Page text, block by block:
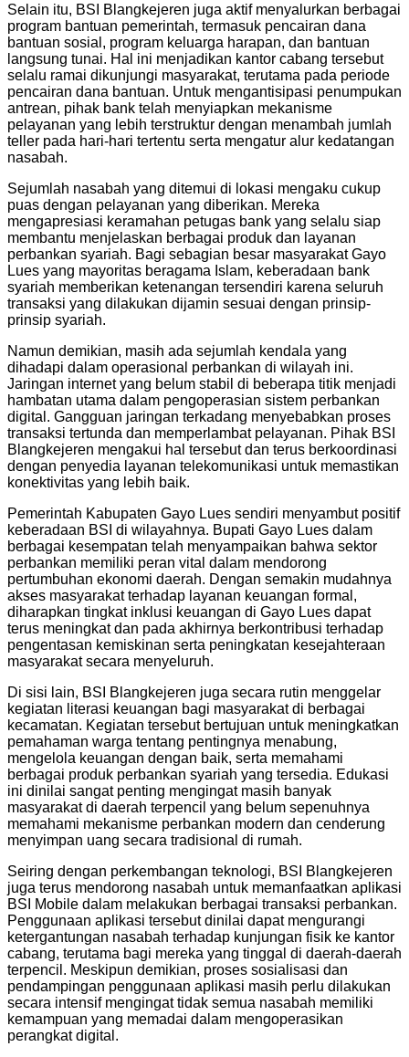
Selain itu, BSI Blangkejeren juga aktif menyalurkan berbagai
program bantuan pemerintah, termasuk pencairan dana
bantuan sosial, program keluarga harapan, dan bantuan
langsung tunai. Hal ini menjadikan kantor cabang tersebut
selalu ramai dikunjungi masyarakat, terutama pada periode
pencairan dana bantuan. Untuk mengantisipasi penumpukan
antrean, pihak bank telah menyiapkan mekanisme
pelayanan yang lebih terstruktur dengan menambah jumlah
teller pada hari-hari tertentu serta mengatur alur kedatangan
nasabah.
Sejumlah nasabah yang ditemui di lokasi mengaku cukup
puas dengan pelayanan yang diberikan. Mereka
mengapresiasi keramahan petugas bank yang selalu siap
membantu menjelaskan berbagai produk dan layanan
perbankan syariah. Bagi sebagian besar masyarakat Gayo
Lues yang mayoritas beragama Islam, keberadaan bank
syariah memberikan ketenangan tersendiri karena seluruh
transaksi yang dilakukan dijamin sesuai dengan prinsip-
prinsip syariah.
Namun demikian, masih ada sejumlah kendala yang
dihadapi dalam operasional perbankan di wilayah ini.
Jaringan internet yang belum stabil di beberapa titik menjadi
hambatan utama dalam pengoperasian sistem perbankan
digital. Gangguan jaringan terkadang menyebabkan proses
transaksi tertunda dan memperlambat pelayanan. Pihak BSI
Blangkejeren mengakui hal tersebut dan terus berkoordinasi
dengan penyedia layanan telekomunikasi untuk memastikan
konektivitas yang lebih baik.
Pemerintah Kabupaten Gayo Lues sendiri menyambut positif
keberadaan BSI di wilayahnya. Bupati Gayo Lues dalam
berbagai kesempatan telah menyampaikan bahwa sektor
perbankan memiliki peran vital dalam mendorong
pertumbuhan ekonomi daerah. Dengan semakin mudahnya
akses masyarakat terhadap layanan keuangan formal,
diharapkan tingkat inklusi keuangan di Gayo Lues dapat
terus meningkat dan pada akhirnya berkontribusi terhadap
pengentasan kemiskinan serta peningkatan kesejahteraan
masyarakat secara menyeluruh.
Di sisi lain, BSI Blangkejeren juga secara rutin menggelar
kegiatan literasi keuangan bagi masyarakat di berbagai
kecamatan. Kegiatan tersebut bertujuan untuk meningkatkan
pemahaman warga tentang pentingnya menabung,
mengelola keuangan dengan baik, serta memahami
berbagai produk perbankan syariah yang tersedia. Edukasi
ini dinilai sangat penting mengingat masih banyak
masyarakat di daerah terpencil yang belum sepenuhnya
memahami mekanisme perbankan modern dan cenderung
menyimpan uang secara tradisional di rumah.
Seiring dengan perkembangan teknologi, BSI Blangkejeren
juga terus mendorong nasabah untuk memanfaatkan aplikasi
BSI Mobile dalam melakukan berbagai transaksi perbankan.
Penggunaan aplikasi tersebut dinilai dapat mengurangi
ketergantungan nasabah terhadap kunjungan fisik ke kantor
cabang, terutama bagi mereka yang tinggal di daerah-daerah
terpencil. Meskipun demikian, proses sosialisasi dan
pendampingan penggunaan aplikasi masih perlu dilakukan
secara intensif mengingat tidak semua nasabah memiliki
kemampuan yang memadai dalam mengoperasikan
perangkat digital.